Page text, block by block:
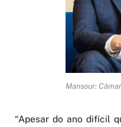
Mansour:
“Apesar do ano difícil